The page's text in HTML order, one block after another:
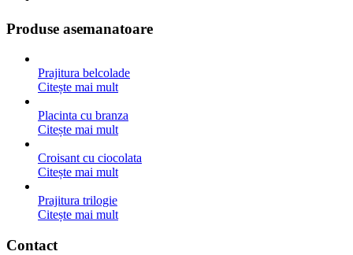
Produse asemanatoare
Prajitura belcolade
Citește mai mult
Placinta cu branza
Citește mai mult
Croisant cu ciocolata
Citește mai mult
Prajitura trilogie
Citește mai mult
Contact